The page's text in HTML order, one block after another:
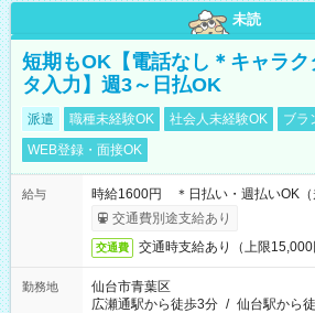
未読
短期もOK【電話なし＊キャラ
タ入力】週3～日払OK
派遣 職種未経験OK 社会人未経験OK
ブラ
WEB登録・面接OK
給与
時給1600円 ＊日払い・週払いOK（
交通費別途支給あり
交通費 交通時支給あり（上限15,000
勤務地
仙台市青葉区
広瀬通駅から徒歩3分 / 仙台駅から